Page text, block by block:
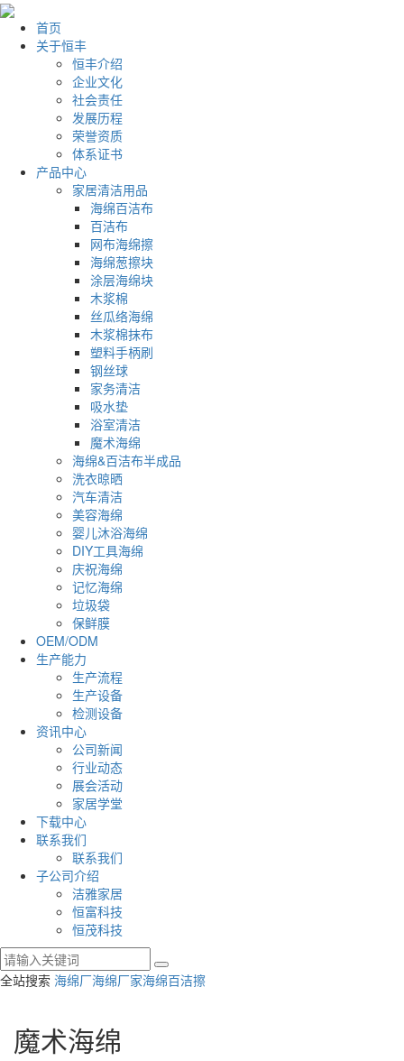
首页
关于恒丰
恒丰介绍
企业文化
社会责任
发展历程
荣誉资质
体系证书
产品中心
家居清洁用品
海绵百洁布
百洁布
网布海绵擦
海绵葱擦块
涂层海绵块
木浆棉
丝瓜络海绵
木浆棉抹布
塑料手柄刷
钢丝球
家务清洁
吸水垫
浴室清洁
魔术海绵
海绵&百洁布半成品
洗衣晾晒
汽车清洁
美容海绵
婴儿沐浴海绵
DIY工具海绵
庆祝海绵
记忆海绵
垃圾袋
保鲜膜
OEM/ODM
生产能力
生产流程
生产设备
检测设备
资讯中心
公司新闻
行业动态
展会活动
家居学堂
下载中心
联系我们
联系我们
子公司介绍
洁雅家居
恒富科技
恒茂科技
全站搜索 海绵厂海绵厂家海绵百洁擦
魔术海绵